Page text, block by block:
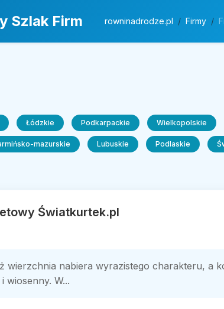
Szlak Firm rowninadrodze.pl Firmy
Łódzkie Podkarpackie Wielkopolskie
mazurskie Lubuskie Podlaskie
Światkurtek.pl
wierzchnia nabiera wyrazistego charakteru, a
wiosenny. W...